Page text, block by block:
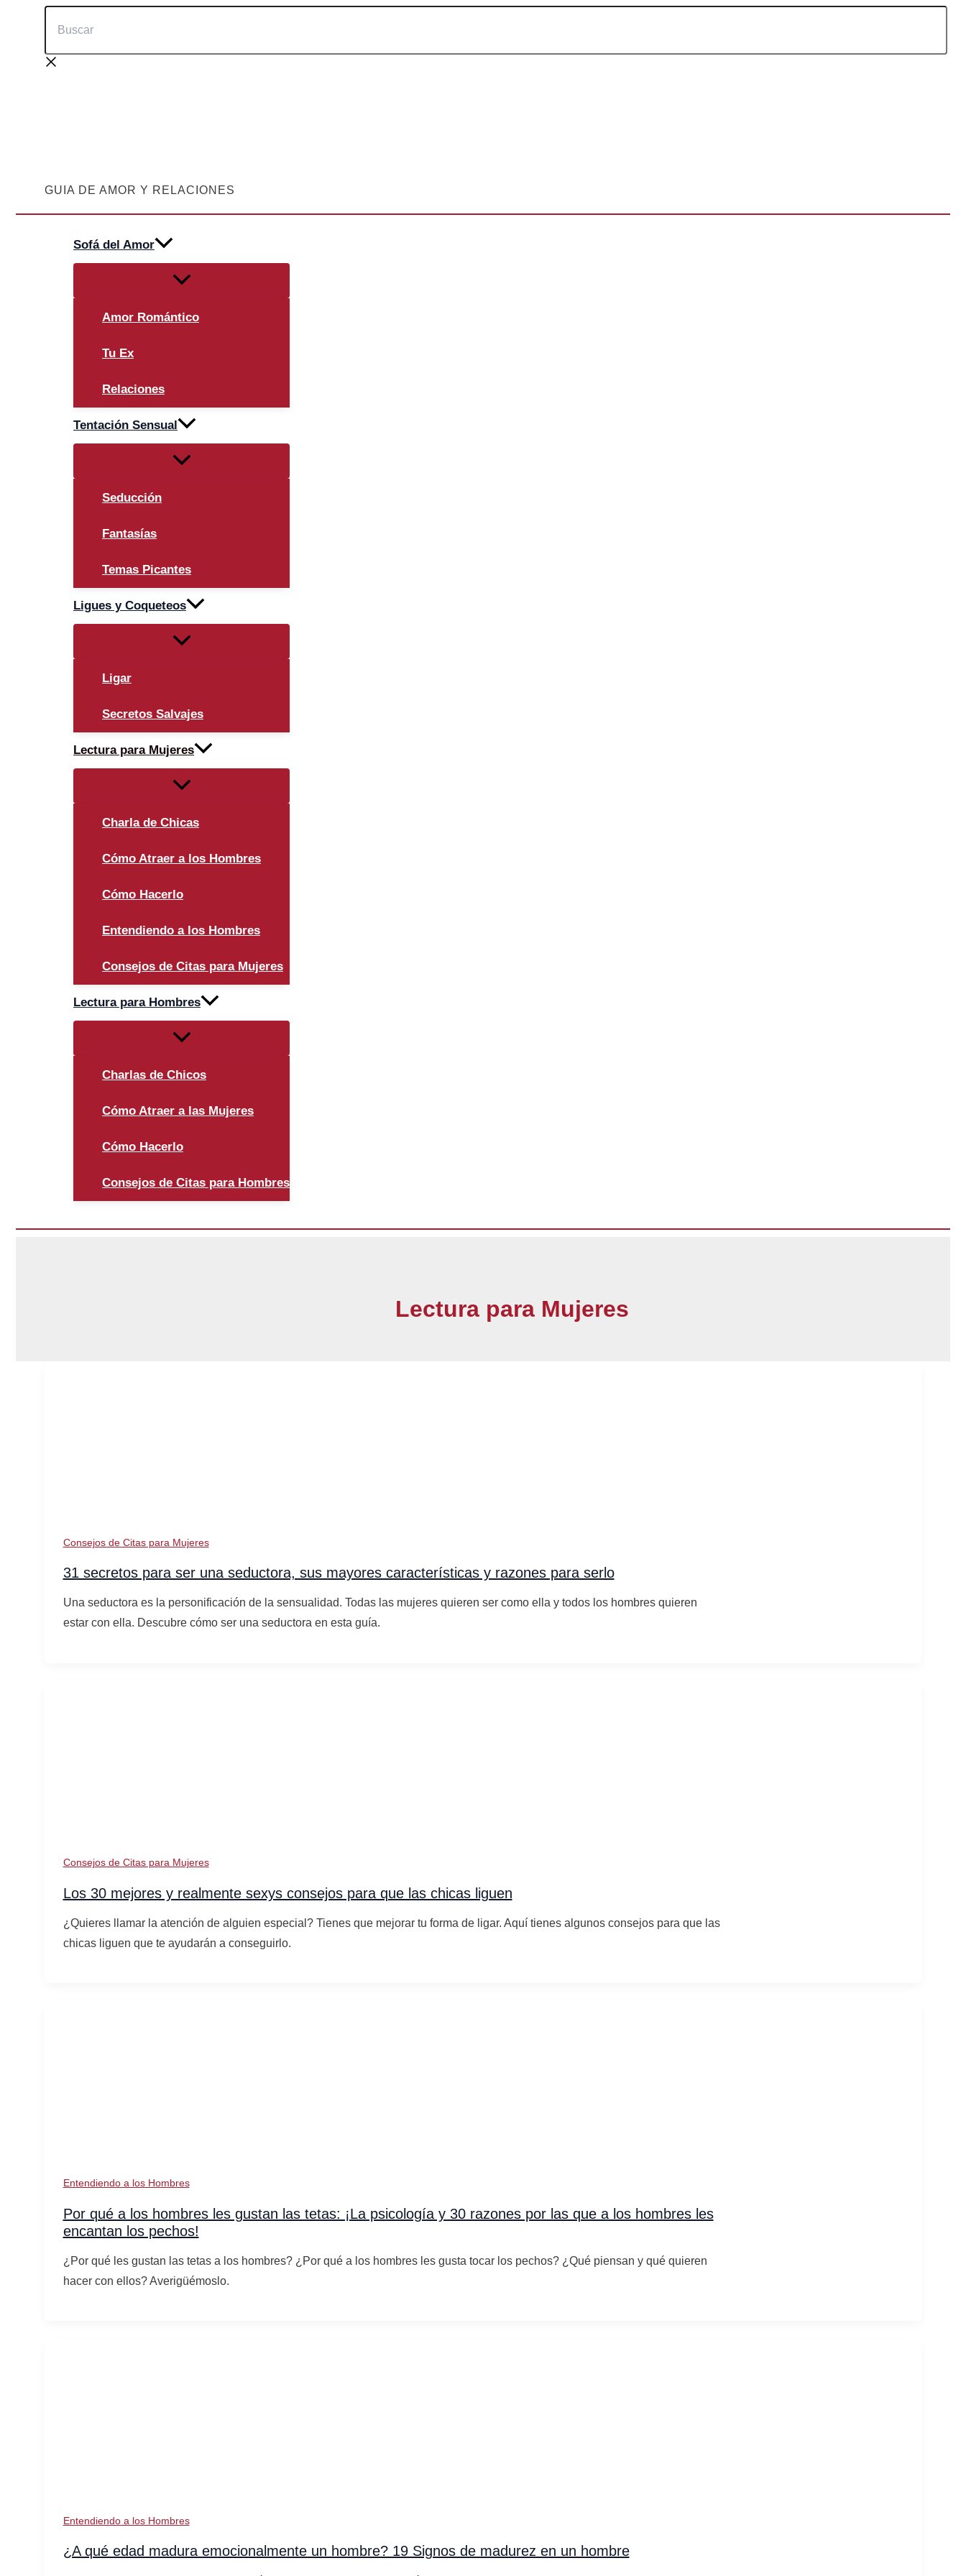
contenido
Buscar
GUIA DE AMOR Y RELACIONES
Sofá del Amor
Alternar
Amor Romántico
Tu Ex
Relaciones
Tentación Sensual
Alternar
Seducción
Fantasías
Temas Picantes
Ligues y Coqueteos
Alternar
Ligar
Secretos Salvajes
Lectura para Mujeres
Alternar
Charla de Chicas
Cómo Atraer a los Hombres
Cómo Hacerlo
Entendiendo a los Hombres
Consejos de Citas para Mujeres
Lectura para Hombres
Alternar
Charlas de Chicos
Cómo Atraer a las Mujeres
Cómo Hacerlo
Consejos de Citas para Hombres
Lectura para Mujeres
Consejos de Citas para Mujeres
31 secretos para ser una seductora, sus mayores características y razones para serlo
Una seductora es la personificación de la sensualidad. Todas las mujeres quieren ser como ella y todos los hombres quieren
estar con ella. Descubre cómo ser una seductora en esta guía.
Consejos de Citas para Mujeres
Los 30 mejores y realmente sexys consejos para que las chicas liguen
¿Quieres llamar la atención de alguien especial? Tienes que mejorar tu forma de ligar. Aquí tienes algunos consejos para que las
chicas liguen que te ayudarán a conseguirlo.
Entendiendo a los Hombres
Por qué a los hombres les gustan las tetas: ¡La psicología y 30 razones por las que a los hombres les
encantan los pechos!
¿Por qué les gustan las tetas a los hombres? ¿Por qué a los hombres les gusta tocar los pechos? ¿Qué piensan y qué quieren
hacer con ellos? Averigüémoslo.
Entendiendo a los Hombres
¿A qué edad madura emocionalmente un hombre? 19 Signos de madurez en un hombre